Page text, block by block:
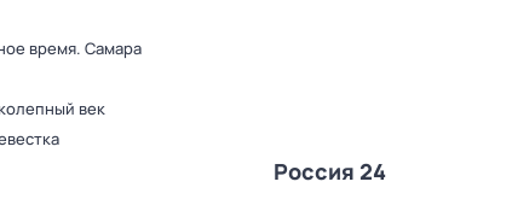
время. Самара
век
Россия 24